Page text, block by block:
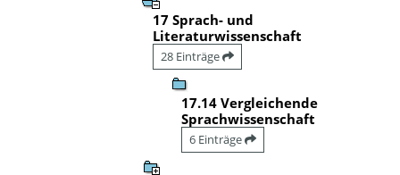
17 Sprach- und
Literaturwissenschaft
28 Einträge
17.14 Vergleichende
Sprachwissenschaft
6 Einträge